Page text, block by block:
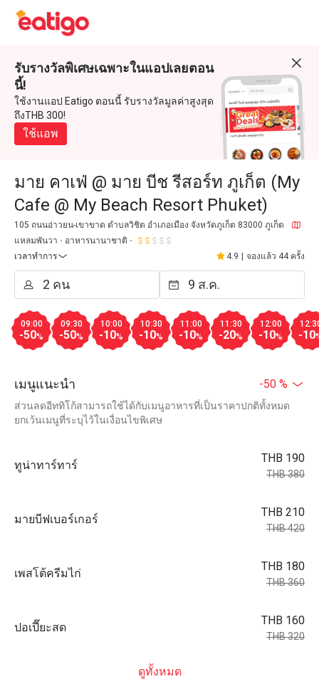
รับรางวัลพิเศษเฉพาะในแอปเลยตอน
นี้!
ใช้งานแอป Eatigo ตอนนี้ รับรางวัลมูลค่าสูงสุด
ถึงTHB 300!
ใช้แอพ
มาย คาเฟ่ @ มาย บีช รีสอร์ท ภูเก็ต (My
Cafe @ My Beach Resort Phuket)
105 ถนนอ่าวยน-เขาขาด ตำบลวิชิต อำเภอเมือง จังหวัดภูเก็ต 83000 ภูเก็ต
แหลมพันวา
อาหารนานาชาติ
เวลาทำการ
4.9 จองแล้ว 44 ครั้ง
09:00
-50%
09:30
-50%
10:00
-10%
10:30
-10%
11:00
-10%
11:30
-20%
12:00
-10% -10
เมนูแนะนำ -50 %
ส่วนลดอีททิโก้สามารถใช้ได้กับเมนูอาหารที่เป็นราคาปกติทั้งหมด
ยกเว้นเมนูที่ระบุไว้ในเงื่อนไขพิเศษ
ทูน่าทาร์ทาร์
THB 190
THB 380
มายบีฟเบอร์เกอร์
THB 210
THB 420
เพสโต้ครีมไก่
THB 180
THB 360
ปอเปี๊ยะสด
THB 160
THB 320
ดูทั้งหมด